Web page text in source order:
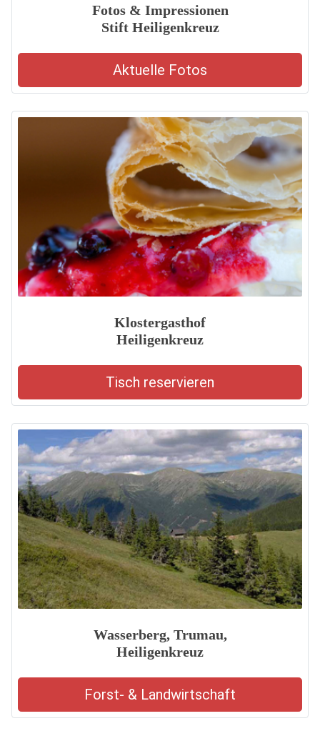
Fotos & Impressionen
Stift Heiligenkreuz
Aktuelle Fotos
Klostergasthof
Heiligenkreuz
Tisch reservieren
Wasserberg, Trumau,
Heiligenkreuz
Forst- & Landwirtschaft